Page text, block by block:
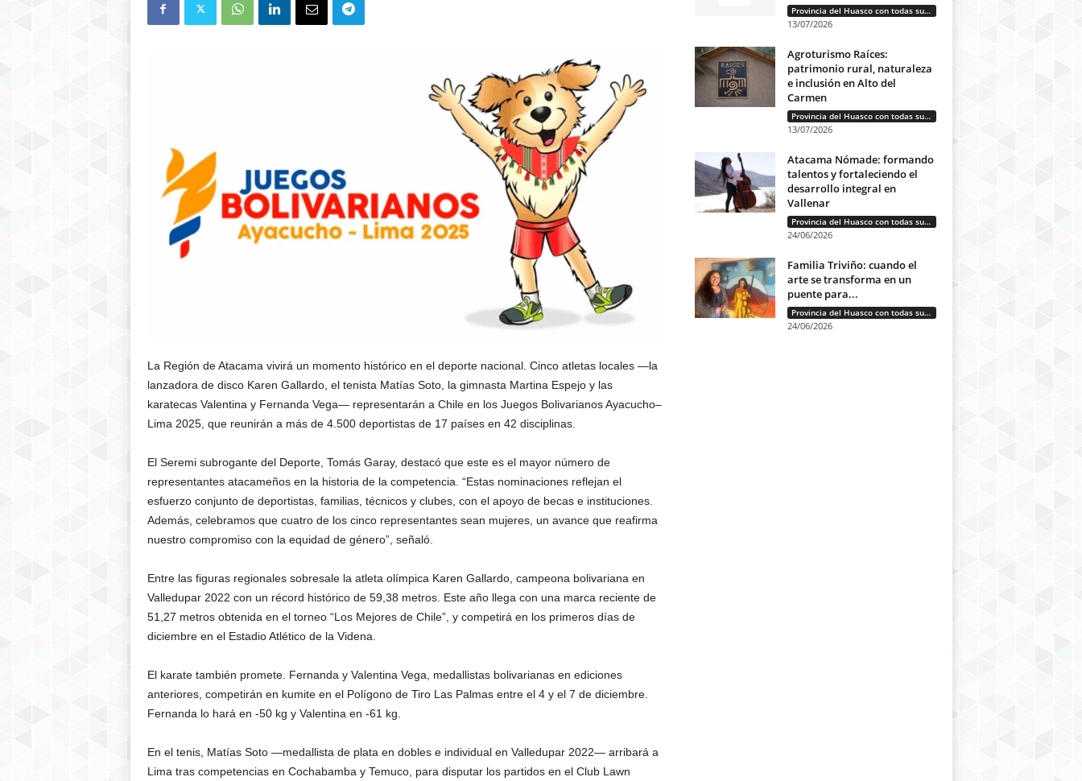
La Región de Atacama vivirá un momento histórico en el deporte nacional. Cinco atletas locales —la
lanzadora de disco Karen Gallardo, el tenista Matías Soto, la gimnasta Martina Espejo y las
karatecas Valentina y Fernanda Vega— representarán a Chile en los Juegos Bolivarianos Ayacucho–
Lima 2025, que reunirán a más de 4.500 deportistas de 17 países en 42 disciplinas.
El Seremi subrogante del Deporte, Tomás Garay, destacó que este es el mayor número de
representantes atacameños en la historia de la competencia. “Estas nominaciones reflejan el
esfuerzo conjunto de deportistas, familias, técnicos y clubes, con el apoyo de becas e instituciones.
Además, celebramos que cuatro de los cinco representantes sean mujeres, un avance que reafirma
nuestro compromiso con la equidad de género”, señaló.
Entre las figuras regionales sobresale la atleta olímpica Karen Gallardo, campeona bolivariana en
Valledupar 2022 con un récord histórico de 59,38 metros. Este año llega con una marca reciente de
51,27 metros obtenida en el torneo “Los Mejores de Chile”, y competirá en los primeros días de
diciembre en el Estadio Atlético de la Videna.
El karate también promete. Fernanda y Valentina Vega, medallistas bolivarianas en ediciones
anteriores, competirán en kumite en el Polígono de Tiro Las Palmas entre el 4 y el 7 de diciembre.
Fernanda lo hará en -50 kg y Valentina en -61 kg.
En el tenis, Matías Soto —medallista de plata en dobles e individual en Valledupar 2022— arribará a
Lima tras competencias en Cochabamba y Temuco, para disputar los partidos en el Club Lawn
Provincia del Huasco con todas sus letras: Historias que unen cultura, diversidad e identidad
13/07/2026
Agroturismo Raíces:
patrimonio rural, naturaleza
e inclusión en Alto del
Carmen
Provincia del Huasco con todas sus letras: Historias que unen cultura, diversidad e identidad
13/07/2026
Atacama Nómade: formando
talentos y fortaleciendo el
desarrollo integral en
Vallenar
Provincia del Huasco con todas sus letras: Historias que unen cultura, diversidad e identidad
24/06/2026
Familia Triviño: cuando el
arte se transforma en un
puente para...
Provincia del Huasco con todas sus letras: Historias que unen cultura, diversidad e identidad
24/06/2026